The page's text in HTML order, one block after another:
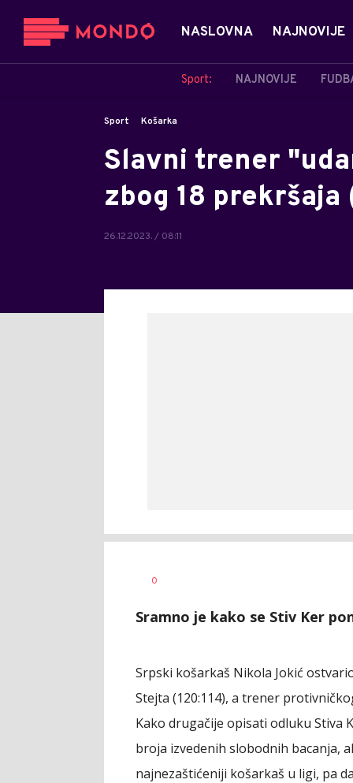
NASLOVNA NAJNOVIJE
Sport: NAJNOVIJE
Sport Košarka
Slavni trener
zbog 18 prekršaja
26.12.2023. / 08:11
AUTOR
0
Sramno je kako se Stiv Ker
Srpski košarkaš Nikola Jokić
Stejta (120:114), a trener
Kako drugačije opisati odluku Stiva
broja izvedenih slobodnih bacanja,
najnezaštićeniji košarkaš u ligi, pa